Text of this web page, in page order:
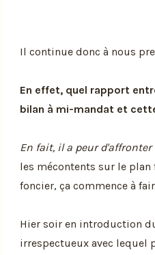
Il continue donc à nous
En effet, quel rapport
bilan à mi-mandat et
En fait, il a peur
les mécontents sur le
foncier, ça commence à
Hier soir en introduction
irrespectueux avec lequel